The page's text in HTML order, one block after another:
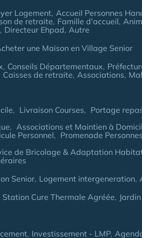
Logement Accueil Personnes
de retraite Famille d'accueil
Directeur Ehpad Autre
une Maison en Village Senior
Conseils Départementaux
Caisses de retraite Associations
Livraison Courses Portage
Associations et Maintien à
Personnel Promenade
de Bricolage & Adaptation
Senior Logement intergeneration
Station Cure Thermale Agréée
Investissement - LMP